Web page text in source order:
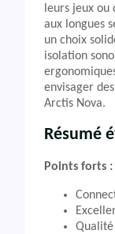
leurs jeux
aux longues
un choix
isolation
envisager
Arctis Nova.
Résumé
Points forts :
Qualité